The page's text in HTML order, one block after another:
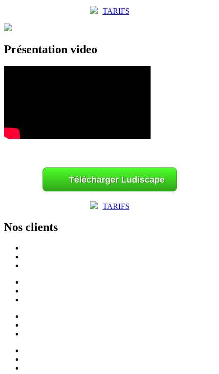
TARIFS
Présentation video
Télécharger Ludiscape
TARIFS
Nos clients